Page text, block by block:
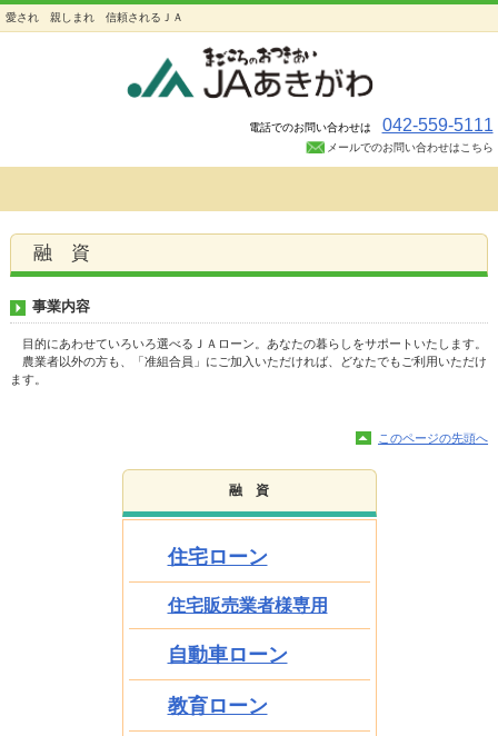
愛され 親しまれ 信頼されるＪＡ
電話でのお問い合わせは 042-559-5111
メールでのお問い合わせはこちら
融 資
事業内容
目的にあわせていろいろ選べるＪＡローン。あなたの暮らしをサポートいたします。
農業者以外の方も、「准組合員」にご加入いただければ、どなたでもご利用いただけ
ます。
このページの先頭へ
融 資
住宅ローン
住宅販売業者様専用
自動車ローン
教育ローン